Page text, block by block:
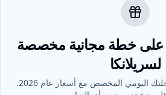
لماذا تحجز مع Serendipity
Tours؟
أفضل سعر مضمون
خطة مجانية مخصصة
لسريلانكا
أخبرنا أين نرسل مسار رحلتك اليومي المخصص مع أسعار عام 2026.